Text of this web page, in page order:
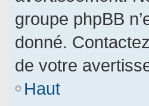
groupe phpBB
donné.
de votre
Haut